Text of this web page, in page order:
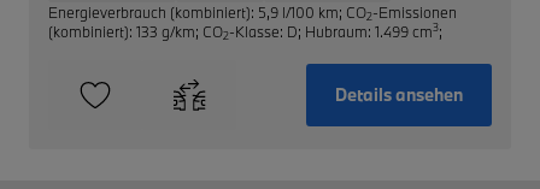
Energieverbrauch (kombiniert): 5,9 l/100 km; CO2-Emissionen
(kombiniert): 133 g/km; CO2-Klasse: D; Hubraum: 1.499 cm3;
Details ansehen